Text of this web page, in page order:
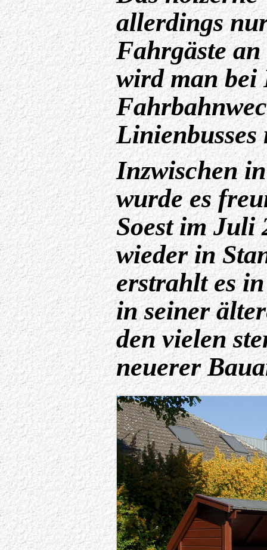
allerdings
Fahrgäste
wird man bei
Inzwischen
wurde es
Soest im Juli
wieder in
erstrahlt es
in seiner
den vielen
neuerer